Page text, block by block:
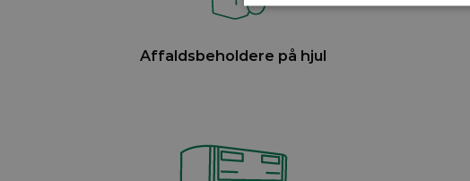
Affaldsbeholdere på hjul